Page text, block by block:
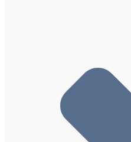
产品/商品
Product）-3
个人资料
问答
食谱（